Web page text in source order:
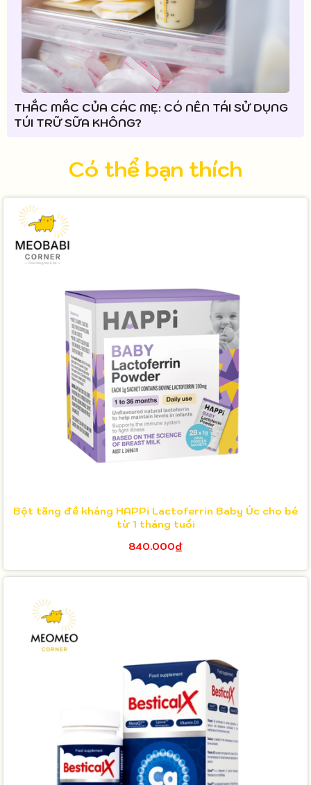
THẮC MẮC CỦA CÁC MẸ: CÓ NÊN TÁI SỬ DỤNG
TÚI TRỮ SỮA KHÔNG?
Có thể bạn thích
Bột tăng đề kháng HAPPi Lactoferrin Baby Úc cho bé
từ 1 tháng tuổi
840.000₫